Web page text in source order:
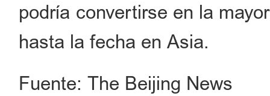
podría convertirse en la
hasta la fecha en Asia.
Fuente: The Beijing News